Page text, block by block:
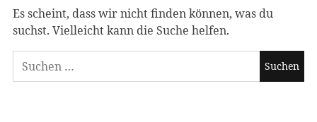
Es scheint, dass wir nicht finden können, was du
suchst. Vielleicht kann die Suche helfen.
Suchen